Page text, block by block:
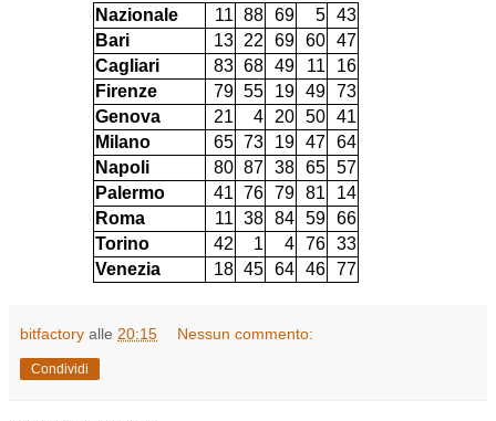
Nazionale
11 88 69 5 43
Bari
13 22 69 60 47
Cagliari
83 68 49 11
16
Firenze
79 55 19 49 73
Genova
21 4 20 50 41
Milano
65 73 19 47 64
Napoli
80 87 38 65 57
Palermo
41 76 79 81
14
Roma
11 38 84 59 66
Torino
42 1 4 76 33
Venezia
18 45 64 46 77
bitfactory alle 20:15 Nessun commento:
Condividi